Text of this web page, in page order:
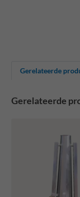
Gerelateerde
Gerelateerde